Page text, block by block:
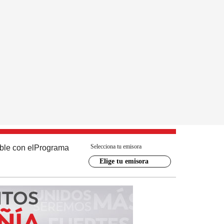
con el Programa Selecciona tu emisora
Elige tu emisora